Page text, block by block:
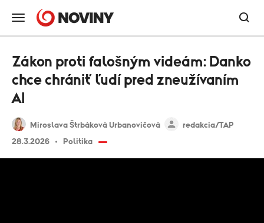
Miroslava Štrbáková Urbanovičová
redakcia/TAP
28.3.2026
Politika
Zákon proti falošným videám: Danko
chce chrániť ľudí pred zneužívaním
AI